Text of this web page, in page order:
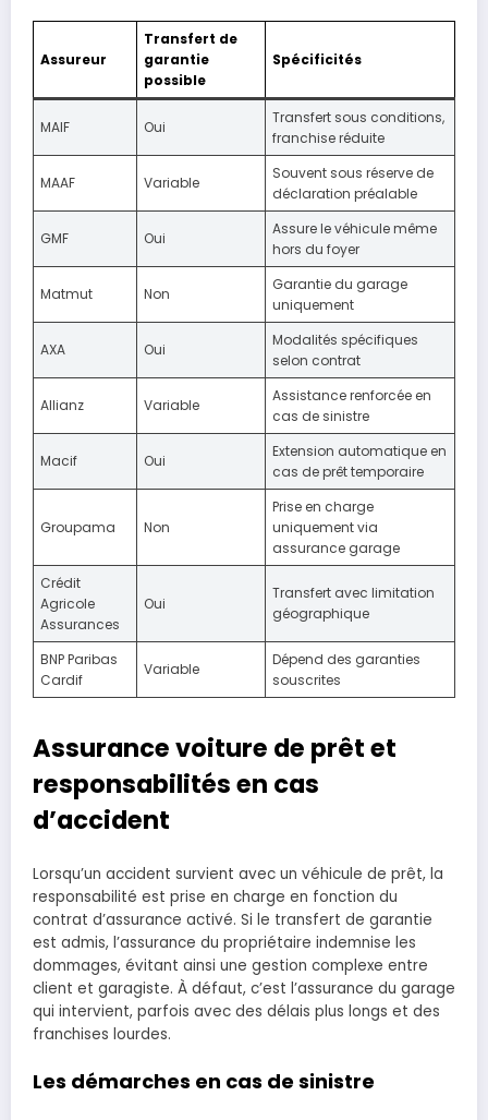
Assureur
Transfert de
garantie
possible
Spécificités
MAIF Oui
Transfert sous conditions,
franchise réduite
MAAF Variable
Souvent sous réserve de
déclaration préalable
GMF Oui
Assure le véhicule même
hors du foyer
Matmut Non
Garantie du garage
uniquement
AXA Oui
Modalités spécifiques
selon contrat
Allianz Variable
Assistance renforcée en
cas de sinistre
Macif Oui
Extension automatique en
cas de prêt temporaire
Groupama Non
Prise en charge
uniquement via
assurance garage
Crédit
Agricole
Assurances
Oui
Transfert avec limitation
géographique
BNP Paribas
Cardif
Variable
Dépend des garanties
souscrites
Assurance voiture de prêt et
responsabilités en cas
d’accident
Lorsqu’un accident survient avec un véhicule de prêt, la
responsabilité est prise en charge en fonction du
contrat d’assurance activé. Si le transfert de garantie
est admis, l’assurance du propriétaire indemnise les
dommages, évitant ainsi une gestion complexe entre
client et garagiste. À défaut, c’est l’assurance du garage
qui intervient, parfois avec des délais plus longs et des
franchises lourdes.
Les démarches en cas de sinistre